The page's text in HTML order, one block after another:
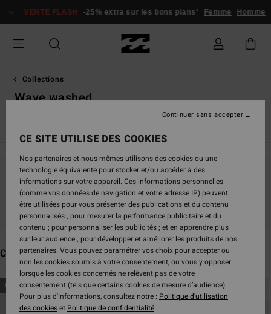
sélection
produits
VENTE FLASH -25% extra sur les bons plans* Femme Homme
Collections
Wave washed
Ne partez pas trop loin, nos produits seront
bientôt de retour
Ces produits pourraient vous plaire
Passer
aux
critères
Aller
a
NOUVEAUTÉ NOUVEAUTÉ
CE SITE UTILISE DES COOKIES
Nos partenaires et nous-mêmes utilisons des cookies ou une
technologie équivalente pour stocker et/ou accéder à des
informations sur votre appareil. Ces informations personnelles
(comme vos données de navigation et votre adresse IP) peuvent
être utilisées pour vous présenter des publications et du contenu
personnalisés ; pour mesurer la performance publicitaire et du
contenu ; pour personnaliser les publicités ; et en apprendre plus
sur leur audience ; pour développer et améliorer les produits de nos
partenaires. Vous pouvez paramétrer vos choix pour accepter ou
non les cookies soumis à votre consentement, ou vous y opposer
lorsque les cookies concernés ne relèvent pas de votre
consentement (tels que certains cookies de mesure d’audience).
Pour plus d'informations, consultez notre : Politique d'utilisation
des cookieset Politique de confidentialité
Continuer sans accepter